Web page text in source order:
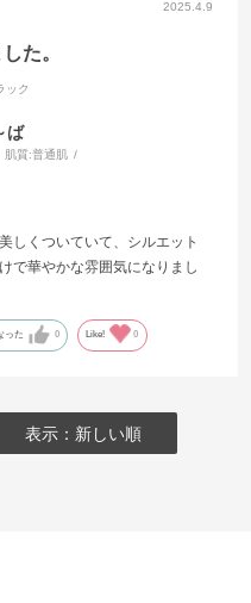
2025.4.9
た。
ック
ば
肌質:普通肌
しくついていて、シルエット
で華やかな雰囲気になりまし
った 0 Like! 0
表示：新しい順